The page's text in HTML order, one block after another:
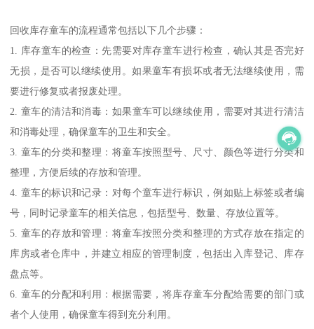
回收库存童车的流程通常包括以下几个步骤：
1. 库存童车的检查：先需要对库存童车进行检查，确认其是否完好
无损，是否可以继续使用。如果童车有损坏或者无法继续使用，需
要进行修复或者报废处理。
2. 童车的清洁和消毒：如果童车可以继续使用，需要对其进行清洁
和消毒处理，确保童车的卫生和安全。
3. 童车的分类和整理：将童车按照型号、尺寸、颜色等进行分类和
整理，方便后续的存放和管理。
4. 童车的标识和记录：对每个童车进行标识，例如贴上标签或者编
号，同时记录童车的相关信息，包括型号、数量、存放位置等。
5. 童车的存放和管理：将童车按照分类和整理的方式存放在指定的
库房或者仓库中，并建立相应的管理制度，包括出入库登记、库存
盘点等。
6. 童车的分配和利用：根据需要，将库存童车分配给需要的部门或
者个人使用，确保童车得到充分利用。